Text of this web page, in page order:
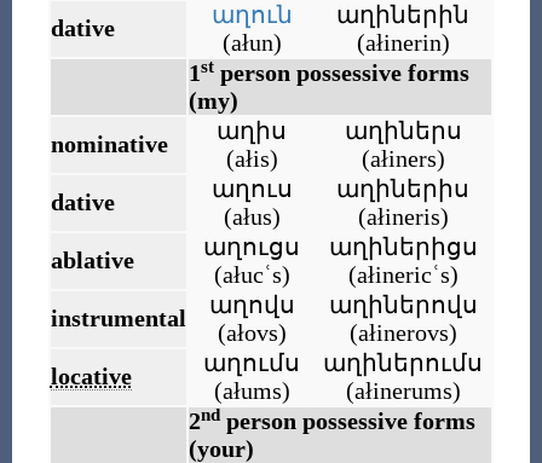
dative
աղուն
(ałun)
աղիներին
(ałinerin)
1stperson possessive forms
(my)
nominative
աղիս
(ałis)
աղիներս
(ałiners)
dative
աղուս
(ałus)
աղիներիս
(ałineris)
ablative
աղուցս
(ałucʿs)
աղիներիցս
(ałinericʿs)
instrumental
աղովս
(ałovs)
աղիներովս
(ałinerovs)
locative
աղումս
(ałums)
աղիներումս
(ałinerums)
2ndperson possessive forms
(your)